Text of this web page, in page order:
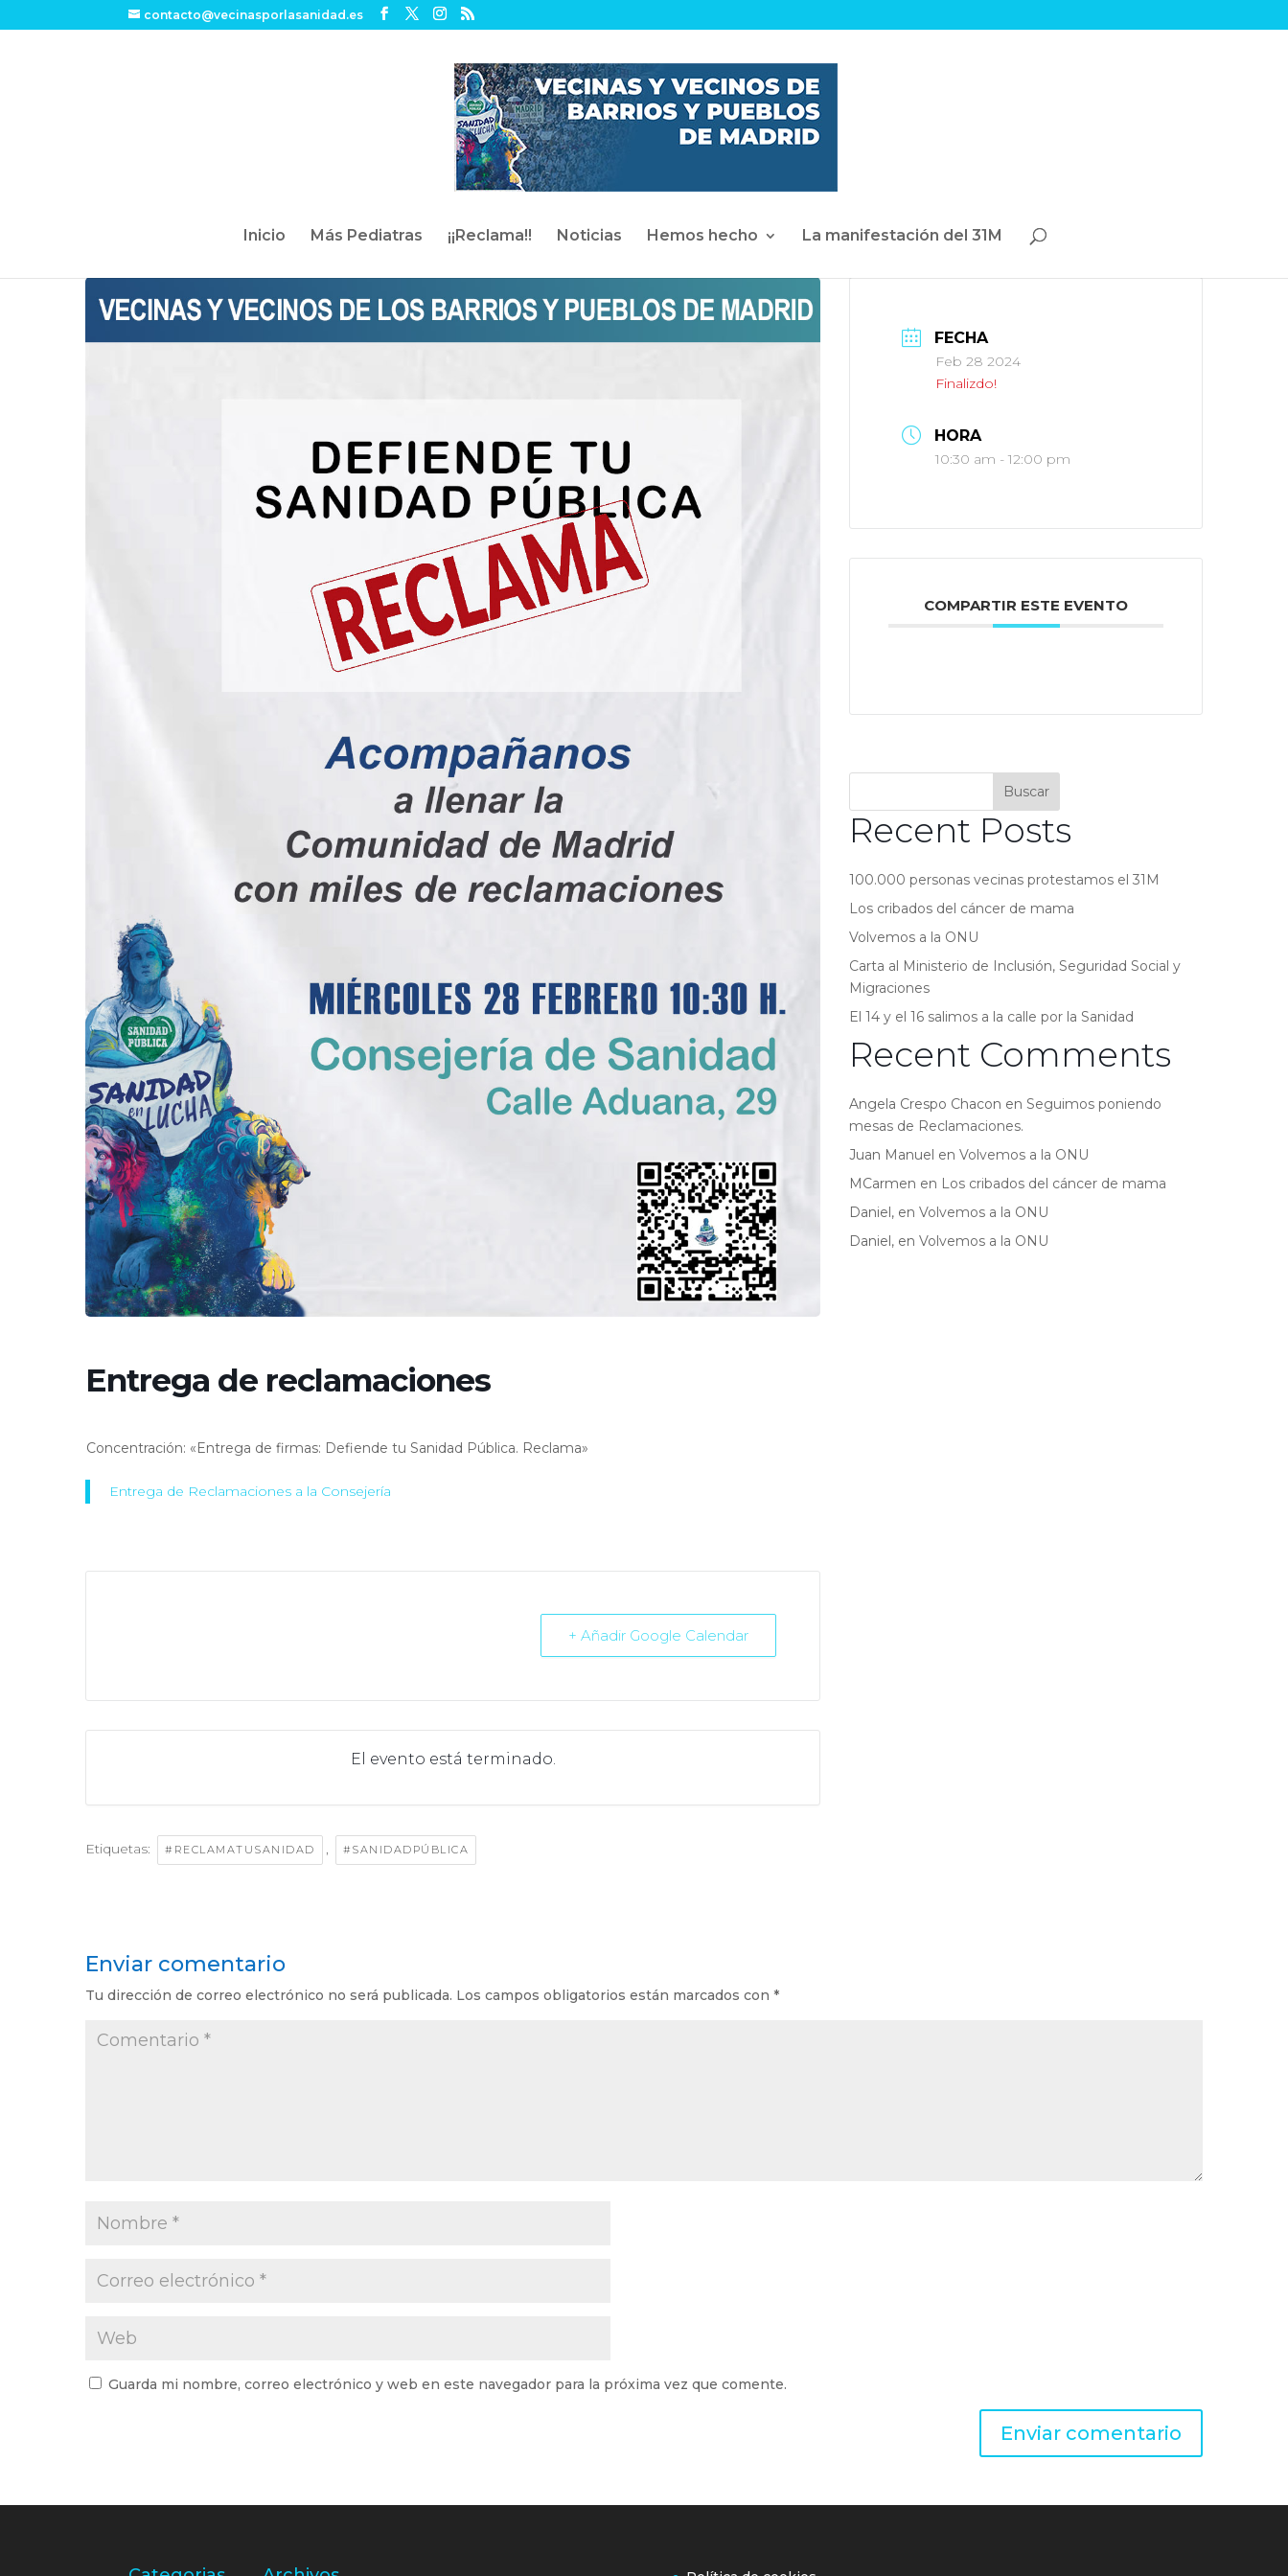
contacto@vecinasporlasanidad.es
Inicio Más Pediatras ¡¡Reclama!! Noticias Hemos hecho La manifestación del 31M
Entrega de reclamaciones
Concentración: «Entrega de firmas: Defiende tu Sanidad Pública. Reclama»
Entrega de Reclamaciones a la Consejería
+ Añadir Google Calendar
El evento está terminado.
Etiquetas: #RECLAMATUSANIDAD , #SANIDADPÚBLICA
FECHA
Feb 28 2024
Finalizdo!
HORA
10:30 am - 12:00 pm
COMPARTIR ESTE EVENTO
Buscar
Recent Posts
100.000 personas vecinas protestamos el 31M
Los cribados del cáncer de mama
Volvemos a la ONU
Carta al Ministerio de Inclusión, Seguridad Social y
Migraciones
El 14 y el 16 salimos a la calle por la Sanidad
Recent Comments
Angela Crespo Chacon enSeguimos poniendo
mesas de Reclamaciones.
Juan Manuel enVolvemos a la ONU
MCarmen en Los cribados del cáncer de mama
Daniel, enVolvemos a la ONU
Daniel, enVolvemos a la ONU
Enviar comentario
Tu dirección de correo electrónico no será publicada. Los campos obligatorios están marcados con *
Guarda mi nombre, correo electrónico y web en este navegador para la próxima vez que comente.